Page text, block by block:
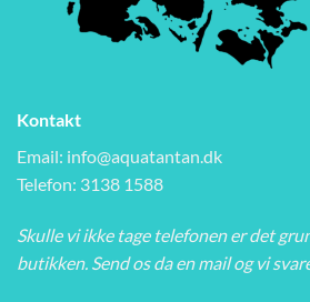
Kontakt
Email: info@aquatantan.dk
Telefon: 3138 1588
Skulle vi ikke tage telefonen er det
butikken. Send os da en mail og vi